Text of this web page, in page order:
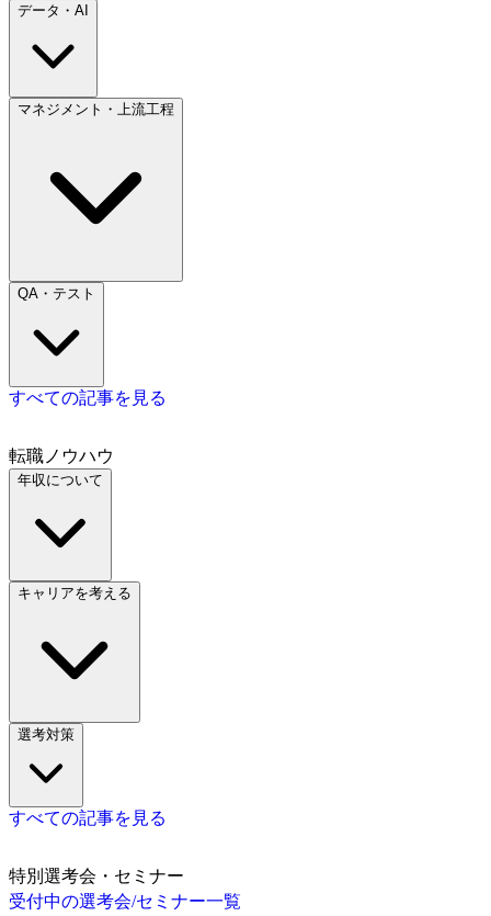
データ・AI
マネジメント・上流工程
QA・テスト
すべての記事を見る
転職ノウハウ
年収について
キャリアを考える
選考対策
すべての記事を見る
特別選考会・セミナー
受付中の選考会/セミナー一覧